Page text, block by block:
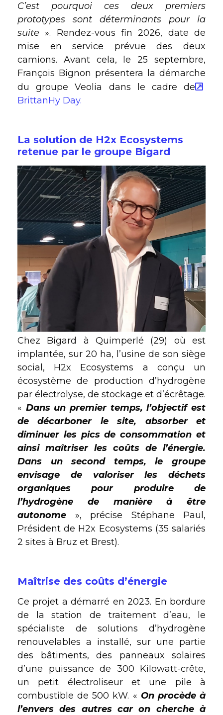
C’est pourquoi ces deux premiers
prototypes sont déterminants pour la
suite ». Rendez-vous fin 2026, date de
mise en service prévue des deux
camions. Avant cela, le 25 septembre,
François Bignon présentera la démarche
du groupe Veolia dans le cadre de
BrittanHy Day.
La solution de H2x Ecosystems
retenue par le groupe Bigard
Chez Bigard à Quimperlé (29) où est
implantée, sur 20 ha, l’usine de son siège
social, H2x Ecosystems a conçu un
écosystème de production d’hydrogène
par électrolyse, de stockage et d’écrêtage.
« Dans un premier temps, l’objectif est
de décarboner le site, absorber et
diminuer les pics de consommation et
ainsi maîtriser les coûts de l’énergie.
Dans un second temps, le groupe
envisage de valoriser les déchets
organiques pour produire de
l’hydrogène de manière à être
autonome », précise Stéphane Paul,
Président de H2x Ecosystems (35 salariés
2 sites à Bruz et Brest).
Maîtrise des coûts d’énergie
Ce projet a démarré en 2023. En bordure
de la station de traitement d’eau, le
spécialiste de solutions d’hydrogène
renouvelables a installé, sur une partie
des bâtiments, des panneaux solaires
d’une puissance de 300 Kilowatt-crête,
un petit électroliseur et une pile à
combustible de 500 kW. « On procède à
l’envers des autres car on cherche à